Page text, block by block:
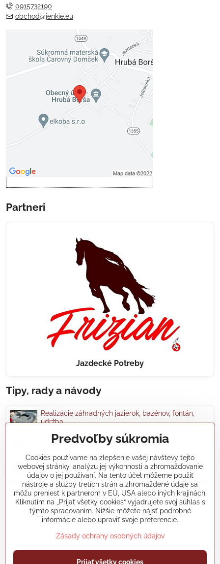
0915732190
obchod@jenkie.eu
Externý obsah je blokovaný
Voľbami súkromia
Prajete si načítať externý obsah?
Povoliť tentokrát
Povoliť a zapamätať - súhlas s
Partneri
Jazdecké Potreby
Tipy, rady a návody
Realizácie záhradných jazierok, bazénov, fontán,
údržba...
Články a blogy
Rady a návody
koikapre/?ref=hl
©2026Copyright
Predvoľby súkromia
Cookies používame na zlepšenie vašej návštevy tejto
webovej stránky, analýzu jej výkonnosti a zhromažďovanie
údajov o jej používaní. Na tento účel môžeme použiť
nástroje a služby tretích strán a zhromaždené údaje sa
môžu preniesť k partnerom v EÚ, USA alebo iných krajinách.
Kliknutím na „Prijať všetky cookies“ vyjadrujete svoj súhlas s
týmto spracovaním. Nižšie môžete nájsť podrobné
informácie alebo upraviť svoje preferencie.
Zásady ochrany osobných údajov
Prijať všetky cookies